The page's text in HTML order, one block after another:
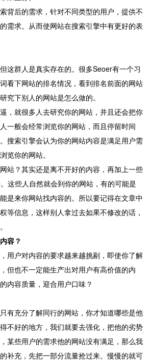
背后的需求，针对不同类型的用户，提供不
需求。从而使网站在搜索引擎中有更好的表
这群人是真实存在的。很多Seoer有一个习
看下网站的排名情况，看到排名前面的网站
究下别人的网站是怎么做的。
，就很多人去研究你的网站，并且还会把你
一般会经常浏览你的网站，而且停留时间
搜索引擎会认为你的网站内容是满足用户需
览你的网站。
站？其实还是离不开好的内容，再加上一些
这些人自然就会到你的网站，有的可能是
是来你网站找内容的。所以要记得在文章中
等信息，这样别人拿过去如果不修改的话，
容？
用户对内容的要求越来越挑剔，即使你了解
但也不一定能生产出对用户有高价值的内
内容质量，迎合用户口味？
有充分了解同行的网站，你才知道哪些是他
不好的地方，我们就要去强化，把他的劣势
某些用户的需求他的网站没有满足，那么我
补充，先把一部分流量抢过来。慢慢的就可